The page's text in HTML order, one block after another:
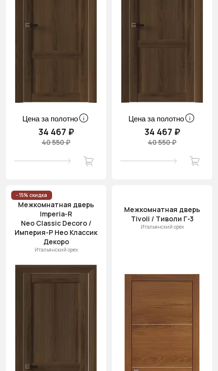
Цена за полотно
34 467 ₽
40 550 ₽
Цена за полотно
34 467 ₽
40 550 ₽
- 15% скидка
Межкомнатная дверь
Imperia-R
Neo Classic Decoro /
Империя-Р Нео Классик
Декоро
Итальянский орех
Межкомнатная дверь
Tivoli / Тиволи Г-3
Итальянский орех